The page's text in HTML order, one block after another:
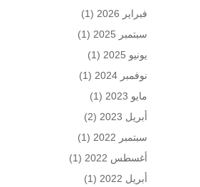
فبراير 2026
(1)
سبتمبر 2025
(1)
يونيو 2025
(1)
نوفمبر 2024
(1)
مايو 2023
(1)
أبريل 2023
(2)
سبتمبر 2022
(1)
أغسطس 2022
(1)
أبريل 2022
(1)